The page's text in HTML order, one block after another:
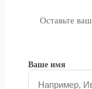
Оставьте
Ваше имя